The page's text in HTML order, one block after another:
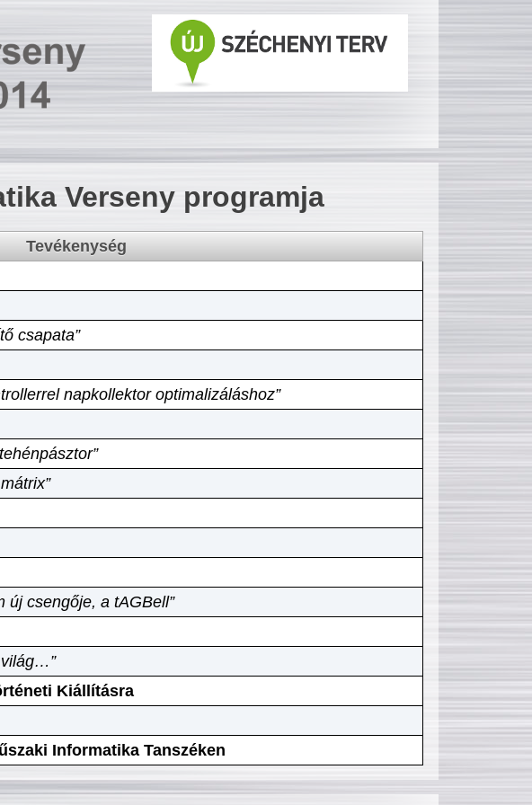
Verseny programja
Tevékenység
csapata”
napkollektor optimalizáláshoz”
új csengője, a tAGBell”
világ…”
Kiállításra
Informatika Tanszéken